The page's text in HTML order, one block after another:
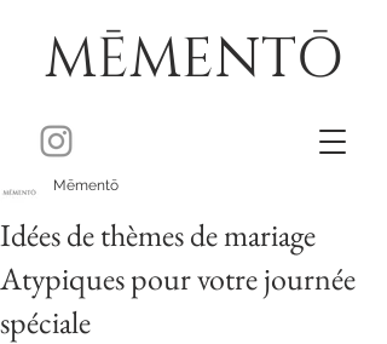
MĒMENTŌ
Idées de thèmes de mariage
Atypiques pour votre journée
spéciale
Mēmentō